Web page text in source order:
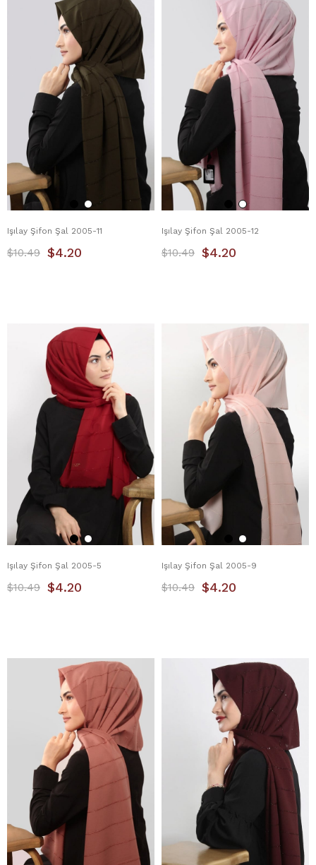
Işılay Şifon Şal 2005-11
$4.20
$10.49
Işılay Şifon Şal 2005-12
$4.20
$10.49
Işılay Şifon Şal 2005-5
$4.20
$10.49
Işılay Şifon Şal 2005-9
$4.20
$10.49